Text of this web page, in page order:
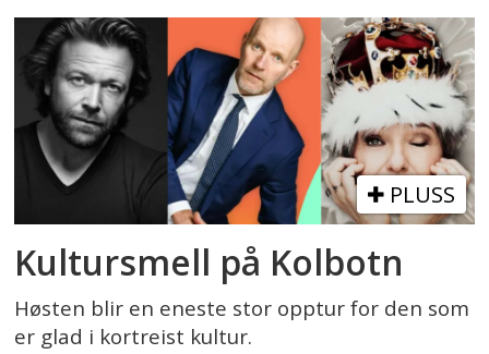
PLUSS
Kultursmell på Kolbotn
Høsten blir en eneste stor opptur for den som
er glad i kortreist kultur.